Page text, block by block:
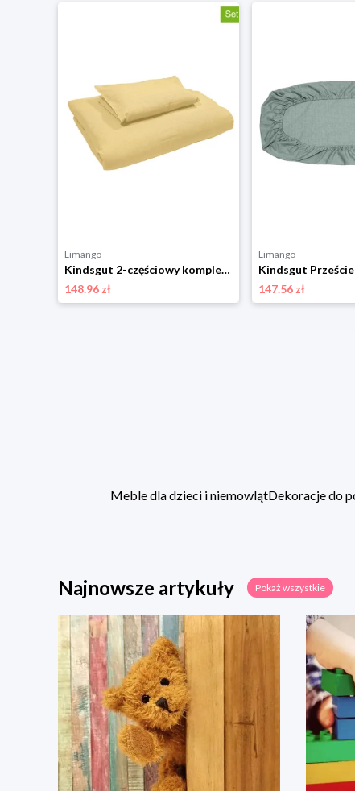
Limango
Kindsgut 2-częściowy komplet pościeli w kolorze musztardowym rozmiar: onesize
148.96 zł
Limango
147.56 zł
Meble dla dzieci i niemowlątDekoracje do
Najnowsze artykuły Pokaż wszystkie